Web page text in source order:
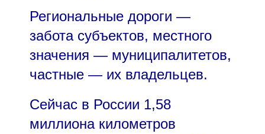
Региональные дороги —
забота субъектов, местного
значения — муниципалитетов,
частные — их владельцев.
Сейчас в России 1,58
миллиона километров